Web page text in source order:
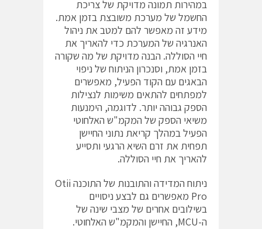
במהירות תמונה מדויקת של צריכת
החשמל של מערכת משובצת בזמן אמת.
מידע זה מאפשר להם למטב את ניהול
האנרגיה של המערכת כדי להאריך את
חיי הסוללה. הבנה מדויקת של מה שקורה
בזמן אמת, וסנכרון הניתוח של ניפוי
הבאגים עם הקוד הפעיל, מאפשרים
למפתחים להתאים משימות לנצילות
הספק גבוהה יותר. לדוגמה, הימנעות
משיאי הספק של המקמ"ש האלחוטי
הפעיל במהלך קריאת נתוני החיישן
תפחית את זרם השיא הרגעי ותסייע
להאריך את חיי הסוללה.
ניתוח המדידה והתובנות של התוכנה ‎Otii
Pro‎‏ מאפשרים גם לבצע ניסויים
בשילובים אחרים של מצבי שינה של
ה-‎MCU‎‏, החיישן והמקמ"ש האלחוטי.